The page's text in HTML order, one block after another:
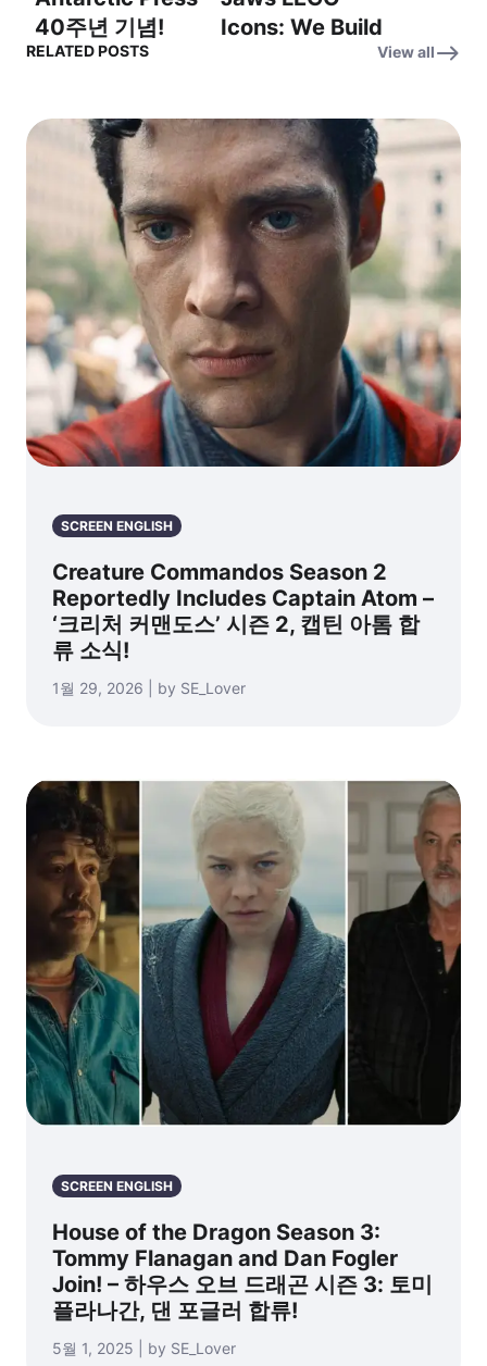
이야기하다
40주년 기념!
Thrilled to
years! (40년 역
사를 기념하며!)
Icons: We Build
50th
Anniversary –
죠스 레고 아이
콘: 50주년 기념,
죠스의 유산을 쌓
다!
RELATED POSTS View all
SCREEN ENGLISH
Creature Commandos Season 2
Reportedly Includes Captain Atom –
‘크리처 커맨도스’ 시즌 2, 캡틴 아톰 합
류 소식!
1월 29, 2026 | by SE_Lover
SCREEN ENGLISH
House of the Dragon Season 3:
Tommy Flanagan and Dan Fogler
Join! – 하우스 오브 드래곤 시즌 3: 토미
플라나간, 댄 포글러 합류!
5월 1, 2025 | by SE_Lover